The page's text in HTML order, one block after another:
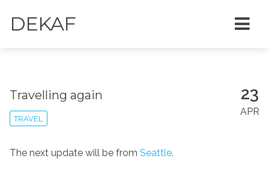
DEKAF
23
APR
Travelling again
TRAVEL
The next update will be from Seattle.